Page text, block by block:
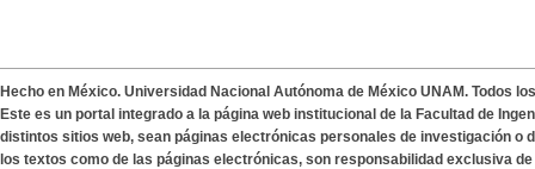
Hecho en México. Universidad Nacional Autónoma de México UNAM. Todos
Este es un portal integrado a la página web institucional de la Facultad de
distintos sitios web, sean páginas electrónicas personales de investigación o
los textos como de las páginas electrónicas, son responsabilidad exclusiva